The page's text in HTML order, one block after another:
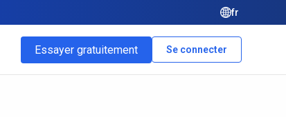
fr
Essayer gratuitement Se connecter